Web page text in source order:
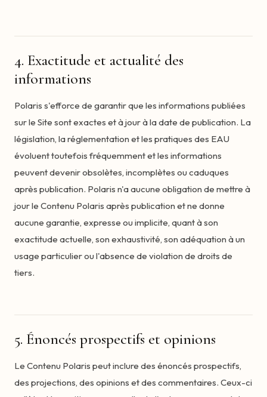
4. Exactitude et actualité des
informations
Polaris s'efforce de garantir que les informations publiées
sur le Site sont exactes et à jour à la date de publication. La
législation, la réglementation et les pratiques des EAU
évoluent toutefois fréquemment et les informations
peuvent devenir obsolètes, incomplètes ou caduques
après publication. Polaris n'a aucune obligation de mettre à
jour le Contenu Polaris après publication et ne donne
aucune garantie, expresse ou implicite, quant à son
exactitude actuelle, son exhaustivité, son adéquation à un
usage particulier ou l'absence de violation de droits de
tiers.
5. Énoncés prospectifs et opinions
Le Contenu Polaris peut inclure des énoncés prospectifs,
des projections, des opinions et des commentaires. Ceux-ci